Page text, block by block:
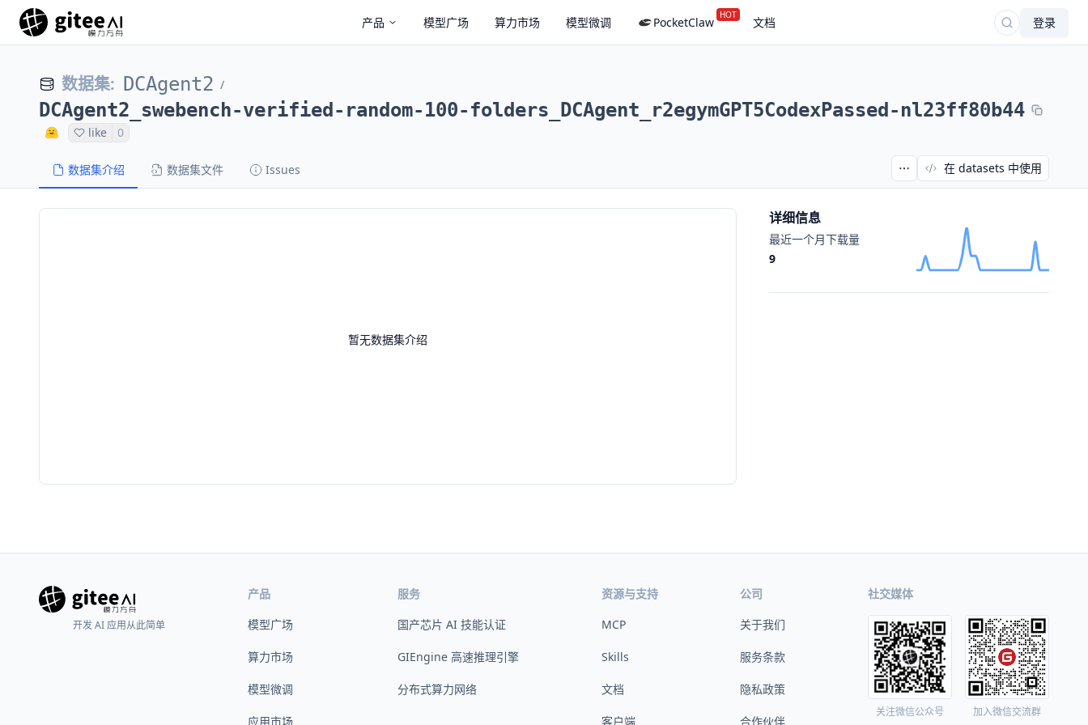
产品 模型广场 算力市场 模型微调 PocketClaw HOT 文档 登录
数据集: DCAgent2 /
DCAgent2_swebench-verified-random-100-folders_DCAgent_r2egymGPT5CodexPassed-nl23ff80b44
like 0
数据集介绍 数据集文件 Issues 在 datasets 中使用
暂无数据集介绍
详细信息
最近一个月下载量
9
开发 AI 应用从此简单
产品
模型广场
算力市场
模型微调
应用市场
服务
国产芯片 AI 技能认证
GIEngine 高速推理引擎
分布式算力网络
资源与支持
MCP
Skills
文档
客户端
公司
关于我们
服务条款
隐私政策
合作伙伴
社交媒体
关注微信公众号 加入微信交流群